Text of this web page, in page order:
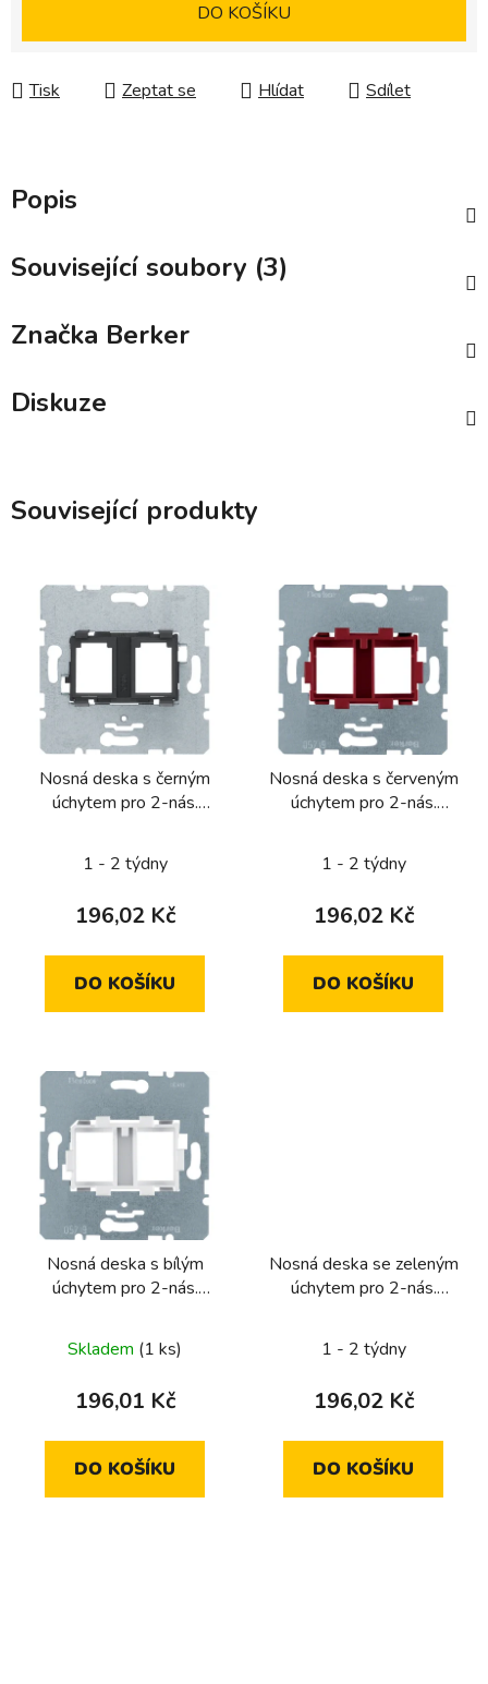
DO KOŠÍKU
Tisk Zeptat se Hlídat Sdílet
Popis
Související soubory (3)
Značka Berker
Diskuze
Související produkty
Nosná deska s černým
úchytem pro 2-nás.
1 - 2 týdny
196,02 Kč
DO KOŠÍKU
Nosná deska s červeným
úchytem pro 2-nás.
1 - 2 týdny
196,02 Kč
DO KOŠÍKU
Nosná deska s bílým
úchytem pro 2-nás.
Skladem (1 ks)
196,01 Kč
DO KOŠÍKU
Nosná deska se zeleným
úchytem pro 2-nás.
1 - 2 týdny
196,02 Kč
DO KOŠÍKU